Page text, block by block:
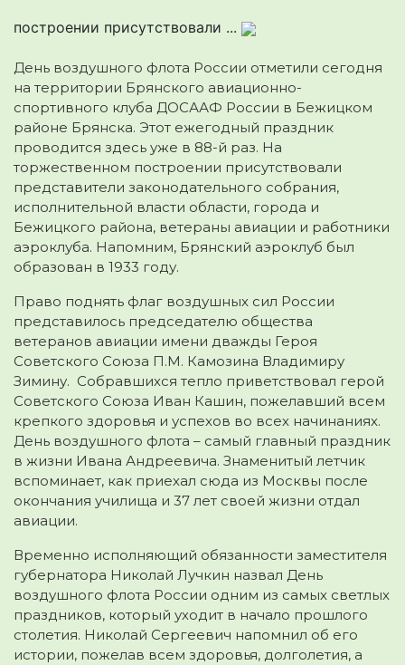
построении присутствовали ...
День воздушного флота России отметили сегодня
на территории Брянского авиационно-
спортивного клуба ДОСААФ России в Бежицком
районе Брянска. Этот ежегодный праздник
проводится здесь уже в 88-й раз. На
торжественном построении присутствовали
представители законодательного собрания,
исполнительной власти области, города и
Бежицкого района, ветераны авиации и работники
аэроклуба. Напомним, Брянский аэроклуб был
образован в 1933 году.
Право поднять флаг воздушных сил России
представилось председателю общества
ветеранов авиации имени дважды Героя
Советского Союза П.М. Камозина Владимиру
Зимину. Собравшихся тепло приветствовал герой
Советского Союза Иван Кашин, пожелавший всем
крепкого здоровья и успехов во всех начинаниях.
День воздушного флота – самый главный праздник
в жизни Ивана Андреевича. Знаменитый летчик
вспоминает, как приехал сюда из Москвы после
окончания училища и 37 лет своей жизни отдал
авиации.
Временно исполняющий обязанности заместителя
губернатора Николай Лучкин назвал День
воздушного флота России одним из самых светлых
праздников, который уходит в начало прошлого
столетия. Николай Сергеевич напомнил об его
истории, пожелав всем здоровья, долголетия, а